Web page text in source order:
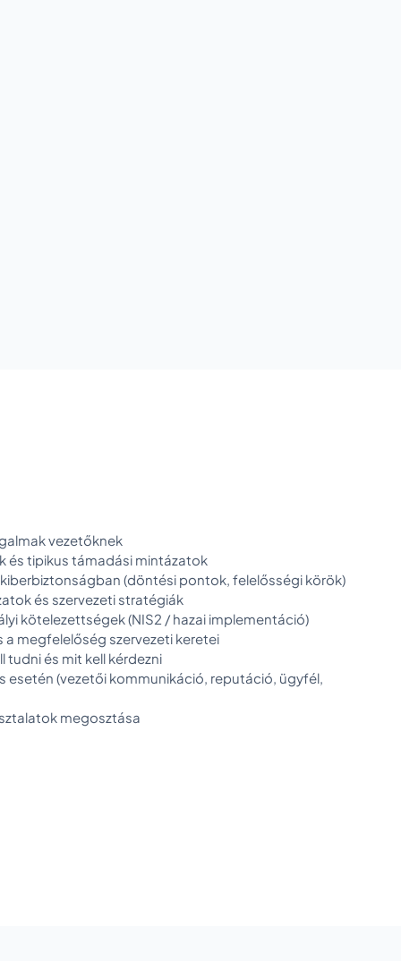
vezetőknek
és tipikus támadási mintázatok
(döntési pontok, felelősségi körök)
és szervezeti stratégiák
kötelezettségek (NIS2 / hazai implementáció)
a megfelelőség szervezeti keretei
tudni és mit kell kérdezni
esetén (vezetői kommunikáció, reputáció, ügyfél,
megosztása